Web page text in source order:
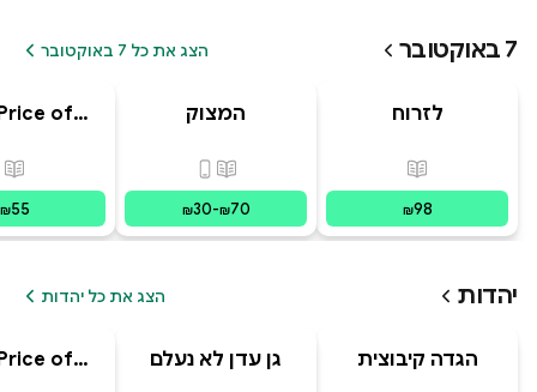
7 באוקטובר הצג את כל 7 באוקטובר
לזרוח
פורמטים זמינים
מודפס
₪98
המצוק
פורמטים זמינים מודפס,
₪30-₪70
of
Chaos
₪55
יהדות הצג את כל יהדות
הגדה קיבוצית
גן עדן לא נעלם
of